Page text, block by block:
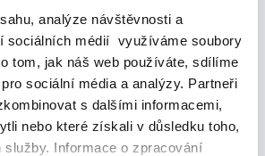
analýze návštěvnosti a
sociálních médií využíváme soubory
tom, jak náš web používáte, sdílíme
sociální média a analýzy. Partneři
s dalšími informacemi,
nebo které získali v důsledku toho,
služby. Informace o zpracování
peněžních prostředků VVŠ -